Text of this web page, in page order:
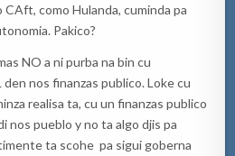
como Hulanda, cuminda pa
Pakico?
NO a ni purba na bin cu
nos finanzas publico. Loke cu
realisa ta, cu un finanzas publico
nos pueblo y no ta algo djis pa
ta scohe pa sigui goberna